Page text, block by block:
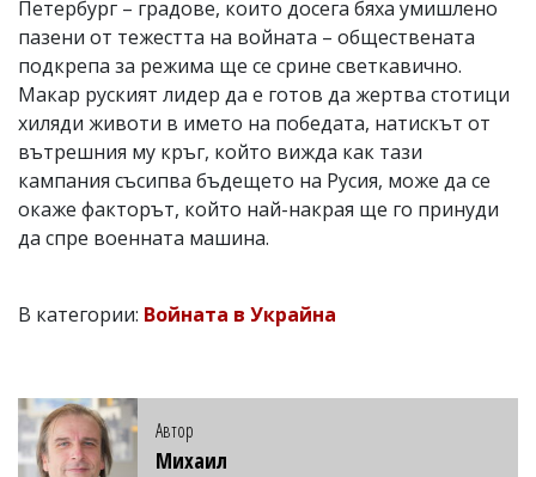
Петербург – градове, които досега бяха умишлено
пазени от тежестта на войната – обществената
подкрепа за режима ще се срине светкавично.
Макар руският лидер да е готов да жертва стотици
хиляди животи в името на победата, натискът от
вътрешния му кръг, който вижда как тази
кампания съсипва бъдещето на Русия, може да се
окаже факторът, който най-накрая ще го принуди
да спре военната машина.
В категории: Войната в Украйна
Автор
Михаил